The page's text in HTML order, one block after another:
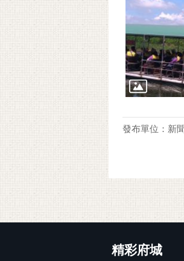
發布單位：新
精彩府城